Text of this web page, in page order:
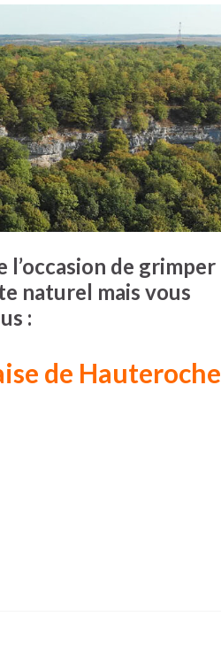
l’occasion de grimper
naturel mais vous
:
de Hauteroche